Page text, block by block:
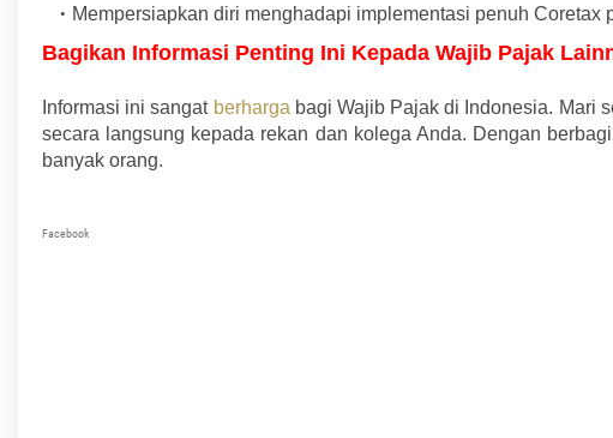
Mempersiapkan diri menghadapi implementasi penuh Coretax
Bagikan Informasi Penting Ini Kepada Wajib Pajak
Informasi ini sangat berharga bagi Wajib Pajak di Indonesia. Mari
secara langsung kepada rekan dan kolega Anda. Dengan
banyak orang.
Facebook